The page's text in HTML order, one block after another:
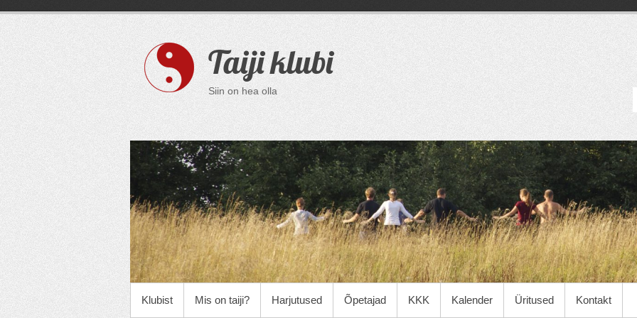
content
Taiji klubi
Siin on hea olla
PRIMARY MENU
Klubist Mis on taiji? Harjutused Õpetajad KKK Kalender Üritused Kontakt